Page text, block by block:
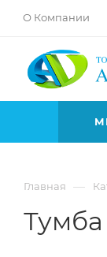
О Компании
Главная —
Тумба
movies